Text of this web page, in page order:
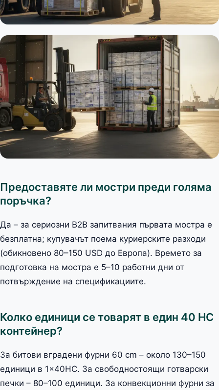
Предоставяте ли мостри преди голяма
поръчка?
Да – за сериозни B2B запитвания първата мостра е
безплатна; купувачът поема куриерските разходи
(обикновено 80–150 USD до Европа). Времето за
подготовка на мостра е 5–10 работни дни от
потвърждение на спецификациите.
Колко единици се товарят в един 40 HC
контейнер?
За битови вградени фурни 60 cm – около 130–150
единици в 1×40HC. За свободностоящи готварски
печки – 80–100 единици. За конвекционни фурни за